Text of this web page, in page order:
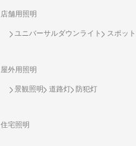
店舗用照明
ユニバーサルダウンライト スポッ
屋外用照明
景観照明 道路灯 防犯灯
住宅照明